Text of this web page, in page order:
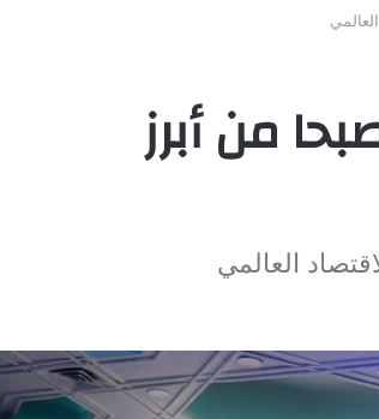
من أبرز
العالمي